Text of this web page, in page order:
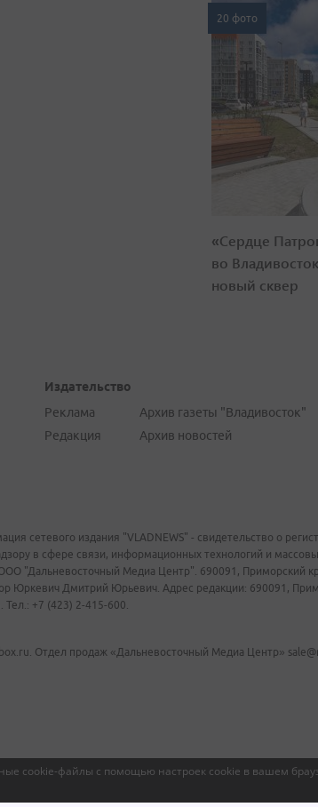
cookie-файлы с помощью настроек cookie в вашем
20 фото
«Сердце
во
новый сквер
Издательство
Реклама
Редакция
Архив газеты "Владивосток"
Архив новостей
сетевого издания "VLADNEWS" - свидетельство о
в сфере связи, информационных технологий и
"Дальневосточный Медиа Центр". 690091, Приморский
Юркевич Дмитрий Юрьевич. Адрес редакции: 690091,
+7 (423) 2-415-600.
Отдел продаж «Дальневосточный Медиа Центр»